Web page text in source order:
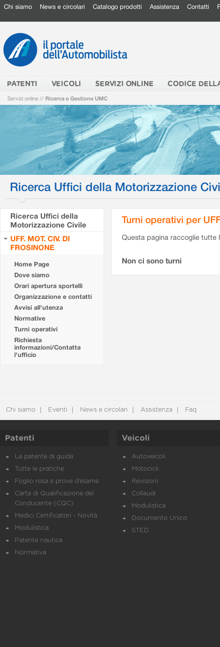
Chi siamo News e circolari Catalogo prodotti Assistenza Contatti
PATENTI VEICOLI SERVIZI ONLINE CODICE
Servizi online // Ricerca e Gestione UMC
Ricerca Uffici della Motorizzazione
Ricerca Uffici della
Motorizzazione Civile
UFF. MOT. CIV. DI
FROSINONE
Home Page
Dove siamo
Orari apertura sportelli
Organizzazione e contatti
Avvisi all'utenza
Normative
Turni operativi
Richiesta
informazioni/Contatta
l'ufficio
Turni operativi per
Questa pagina raccoglie tutte
Non ci sono turni
Chi siamo Eventi News e circolari Assistenza Faq
Patenti
La patente di guida
Tutte le pratiche
Foglio rosa e prove d’esame
Carta di Qualificazione del
Conducente (CQC)
Medici Certificatori - Novità
Modulistica
Patente nautica
Normativa
Veicoli
Autoveicoli
Motocicli
Revisioni
Collaudi
Modulistica
Documento Unico
STED